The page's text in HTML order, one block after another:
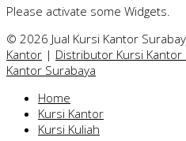
Please activate some Widgets.
© 2026 Jual Kursi Kantor
Kantor | Distributor Kursi Kantor
Kantor Surabaya
Home
Kursi Kantor
Kursi Kuliah